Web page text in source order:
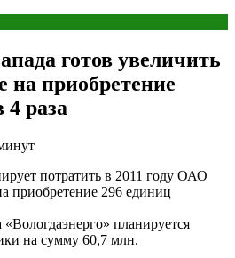
готов увеличить
на приобретение
4 раза
потратить в 2011 году ОАО
приобретение 296 единиц
планируется
на сумму 60,7 млн.